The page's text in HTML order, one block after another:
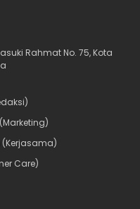
Rahmat No. 75, Kota
Care)